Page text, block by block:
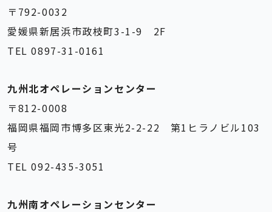
〒792-0032
愛媛県新居浜市政枝町3-1-9 2F
TEL 0897-31-0161
九州北オペレーションセンター
〒812-0008
福岡県福岡市博多区東光2-2-22 第1ヒラノビル103
号
TEL 092-435-3051
九州南オペレーションセンター